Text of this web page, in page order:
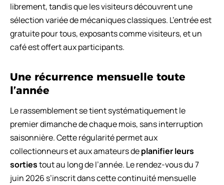
librement, tandis que les visiteurs découvrent une
sélection variée de mécaniques classiques. L’entrée est
gratuite pour tous, exposants comme visiteurs, et un
café est offert aux participants.
Une récurrence mensuelle toute
l’année
Le rassemblement se tient systématiquement le
premier dimanche de chaque mois, sans interruption
saisonnière. Cette régularité permet aux
collectionneurs et aux amateurs deplanifier leurs
sortiestout au long de l’année. Le rendez-vous du 7
juin 2026 s’inscrit dans cette continuité mensuelle